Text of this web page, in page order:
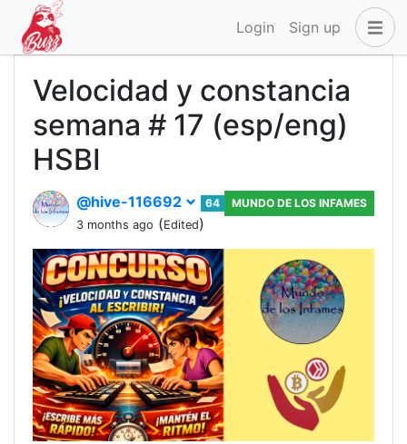
Login Sign up
Velocidad y constancia
semana # 17 (esp/eng)
HSBI
@hive-116692
64
3 months ago (Edited)
MUNDO DE LOS INFAMES